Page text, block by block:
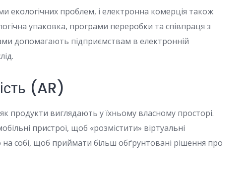
екологічних проблем, і електронна комерція також
упаковка, програми переробки та співпраця з
допомагають підприємствам в електронній
(AR)
продукти виглядають у їхньому власному просторі.
пристрої, щоб «розмістити» віртуальні
на собі, щоб приймати більш обґрунтовані рішення про